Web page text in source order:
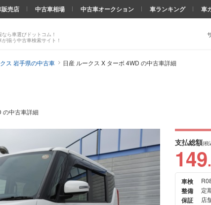
ら車選びドットコム！
揃う中古車検索サイト！
売店 中古車相場 中古車オークション 車ランキング 車
ス 岩手県の中古車 日産 ルークス X ターボ 4WD の中古車詳細
の中古車詳細
次の
画像
支払総額(税
149
車検
整備 定
保証 店